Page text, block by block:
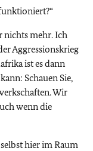
nichts mehr. Ich
Aggressionskrieg
ist es dann
Schauen Sie,
Wir
wenn die
hier im Raum